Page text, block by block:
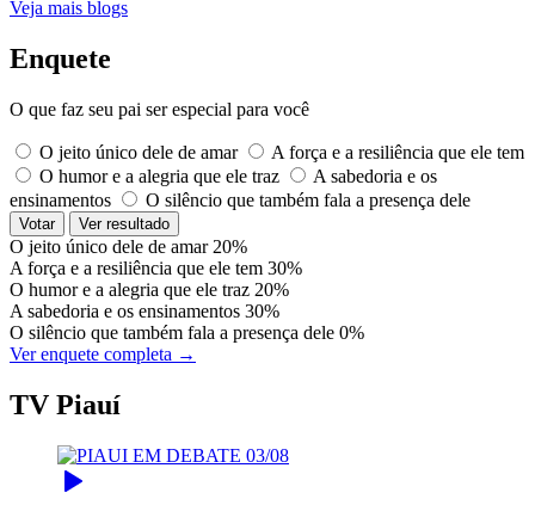
Veja mais blogs
Enquete
O que faz seu pai ser especial para você
O jeito único dele de amar
A força e a resiliência que ele tem
O humor e a alegria que ele traz
A sabedoria e os
ensinamentos
O silêncio que também fala a presença dele
Votar Ver resultado
O jeito único dele de amar 20%
A força e a resiliência que ele tem 30%
O humor e a alegria que ele traz 20%
A sabedoria e os ensinamentos 30%
O silêncio que também fala a presença dele 0%
Ver enquete completa →
TV Piauí